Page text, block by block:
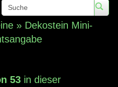
» Dekostein Mini-
53 in dieser